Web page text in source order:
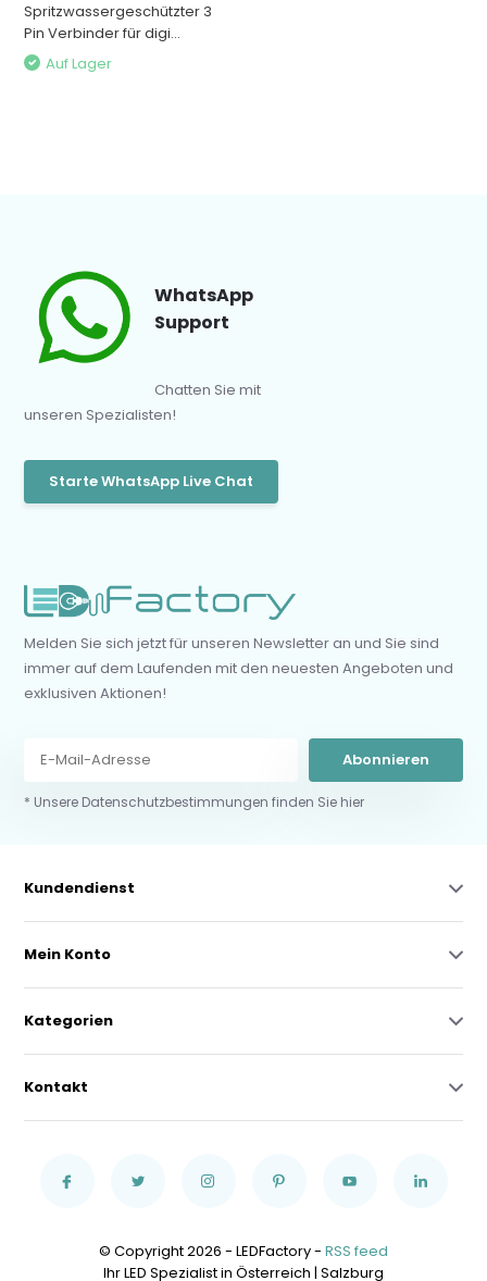
Spritzwassergeschützter 3
Pin Verbinder für digi...
Auf Lager
WhatsApp
Support
Chatten Sie mit
unseren Spezialisten!
Starte WhatsApp Live Chat
Melden Sie sich jetzt für unseren Newsletter an und Sie sind
immer auf dem Laufenden mit den neuesten Angeboten und
exklusiven Aktionen!
Abonnieren
* Unsere Datenschutzbestimmungen finden Sie hier
Kundendienst
Mein Konto
Kategorien
Kontakt
© Copyright 2026 - LEDFactory - RSS feed
Ihr LED Spezialist in Österreich | Salzburg